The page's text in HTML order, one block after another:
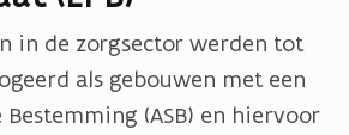
in de zorgsector werden tot
als gebouwen met een
Bestemming (ASB) en hiervoor